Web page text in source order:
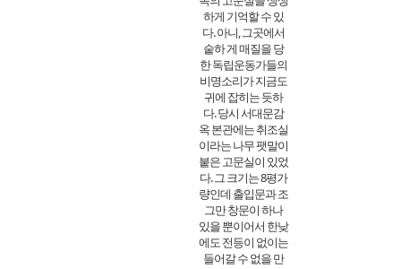
하게 기억할 수 있
다. 아니, 그곳에서
숱하 게 매질을 당
한 독립운동가들의
비명소리가 지금도
귀에 잡히는 듯하
다. 당시 서대문감
옥 본관에는 취조실
이라는 나무 팻말이
붙은 고문실이 있었
다. 그 크기는 8평가
량인데 출입문과 조
그만 창문이 하나
있을 뿐이어서 한낮
에도 전등이 없이는
들어갈 수 없을 만